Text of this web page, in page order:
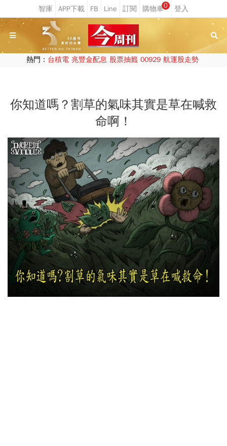
0
熱門： 台積電 兆豐金配息 股票抽籤 00929 航運股走勢
你知道嗎？割草的氣味其實是草在喊救
命啊！